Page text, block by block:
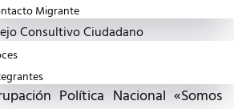
Migrante
Consultivo Ciudadano
Fernando Belauzarán Méndez,
Política Nacional «Somos